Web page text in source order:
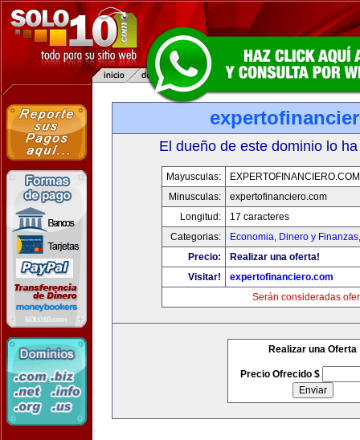
El dueño de este dominio lo
Mayusculas:
EXPERTOFINANCIERO.COM
Minusculas:
expertofinanciero.com
Longitud:
17 caracteres
Categorias:
Economia, Dinero y Finanzas
Precio:
Realizar una oferta!
Visitar!
expertofinanciero.com
Serán consideradas
Realizar una Oferta
Precio Ofrecido $